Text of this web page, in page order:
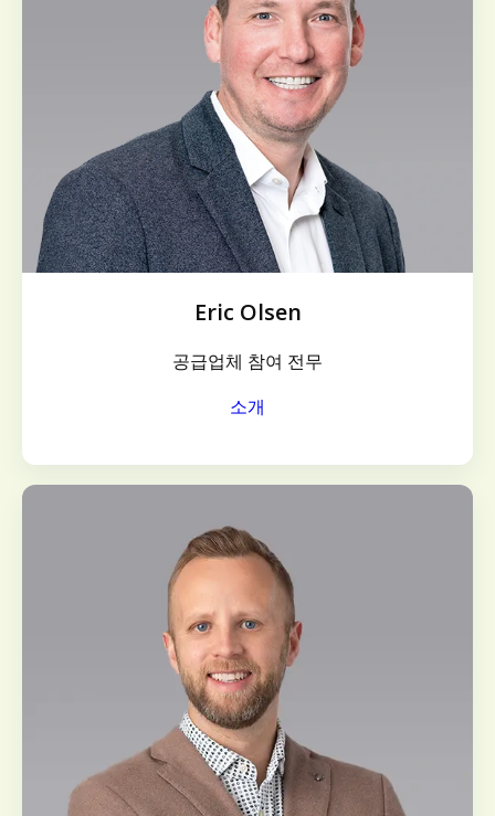
Eric Olsen
공급업체 참여 전무
소개